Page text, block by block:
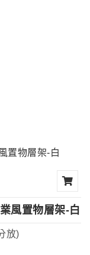
風置物層架-白
放)